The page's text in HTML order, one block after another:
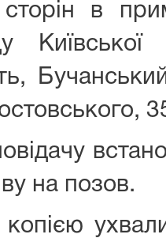
в
на позов.